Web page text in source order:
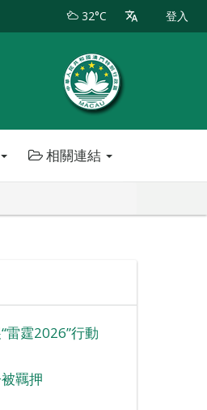
32°C 登入
相關連結
雷霆2026”行動
羈押